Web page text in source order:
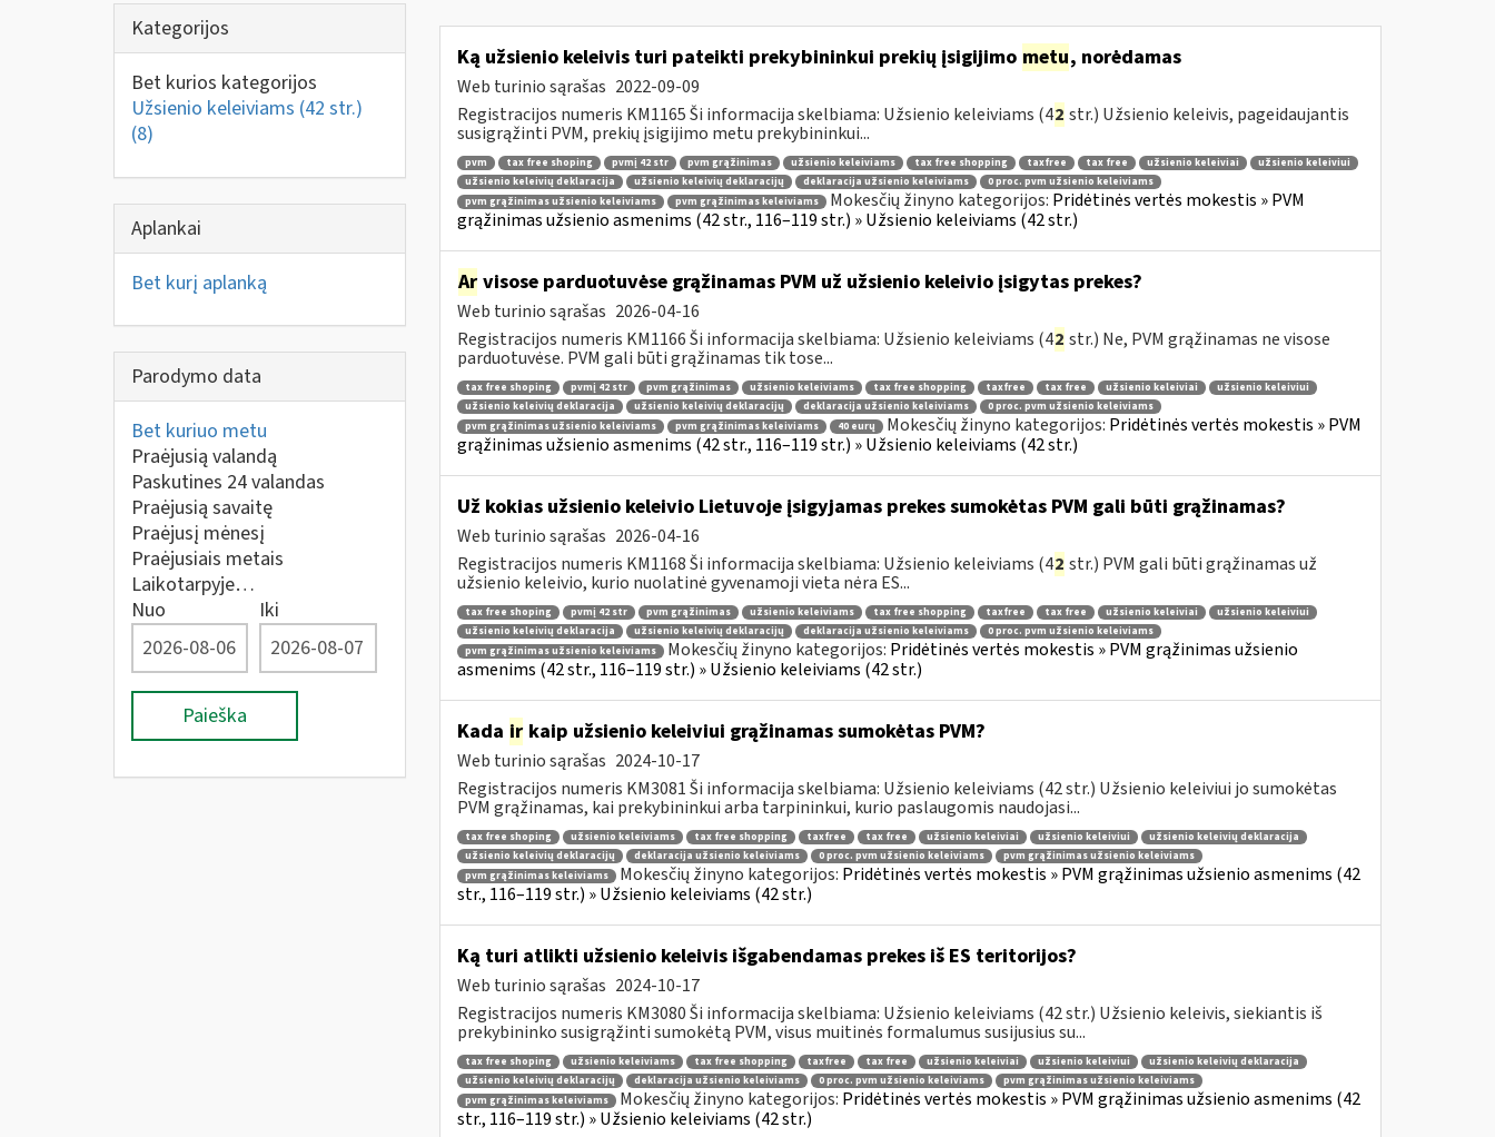
Kategorijos
Bet kurios kategorijos
Užsienio keleiviams (42 str.)
(8)
Aplankai
Bet kurį aplanką
Parodymo data
Bet kuriuo metu
Praėjusią valandą
Paskutines 24 valandas
Praėjusią savaitę
Praėjusį mėnesį
Praėjusiais metais
Laikotarpyje…
Nuo
Iki
Paieška
Ką užsienio keleivis turi pateikti prekybininkui prekių įsigijimo metu, norėdamas
Web turinio sąrašas 2022-09-09
Registracijos numeris KM1165 Ši informacija skelbiama: Užsienio keleiviams (42 str.) Užsienio keleivis, pageidaujantis
susigrąžinti PVM, prekių įsigijimo metu prekybininkui...
pvm tax free shoping pvmį 42 str pvm grąžinimas užsienio keleiviams tax free shopping taxfree tax free užsienio keleiviai
užsienio keleiviui
užsienio keleivių deklaracija
užsienio keleivių deklaracijų deklaracija užsienio keleiviams
0 proc. pvm užsienio keleiviams
pvm grąžinimas užsienio keleiviams
pvm grąžinimas keleiviams Mokesčių žinyno kategorijos: Pridėtinės vertės mokestis » PVM
grąžinimas užsienio asmenims (42 str., 116–119 str.) » Užsienio keleiviams (42 str.)
Arvisose parduotuvėse grąžinamas PVM už užsienio keleivio įsigytas prekes?
Web turinio sąrašas 2026-04-16
Registracijos numeris KM1166 Ši informacija skelbiama: Užsienio keleiviams (42 str.) Ne, PVM grąžinamas ne visose
parduotuvėse. PVM gali būti grąžinamas tik tose...
tax free shoping pvmį 42 str pvm grąžinimas užsienio keleiviams tax free shopping taxfree tax free užsienio keleiviai
užsienio keleiviui
užsienio keleivių deklaracija
užsienio keleivių deklaracijų deklaracija užsienio keleiviams
0 proc. pvm užsienio keleiviams
pvm grąžinimas užsienio keleiviams
pvm grąžinimas keleiviams 40 eurų Mokesčių žinyno kategorijos: Pridėtinės vertės mokestis » PVM
grąžinimas užsienio asmenims (42 str., 116–119 str.) » Užsienio keleiviams (42 str.)
Už kokias užsienio keleivio Lietuvoje įsigyjamas prekes sumokėtas PVM gali būti grąžinamas?
Web turinio sąrašas 2026-04-16
Registracijos numeris KM1168 Ši informacija skelbiama: Užsienio keleiviams (42 str.) PVM gali būti grąžinamas už
užsienio keleivio, kurio nuolatinė gyvenamoji vieta nėra ES...
tax free shoping pvmį 42 str pvm grąžinimas užsienio keleiviams tax free shopping taxfree tax free užsienio keleiviai
užsienio keleiviui
užsienio keleivių deklaracija
užsienio keleivių deklaracijų deklaracija užsienio keleiviams
0 proc. pvm užsienio keleiviams
pvm grąžinimas užsienio keleiviams
Mokesčių žinyno kategorijos: Pridėtinės vertės mokestis » PVM grąžinimas užsienio
asmenims (42 str., 116–119 str.) » Užsienio keleiviams (42 str.)
Kada irkaip užsienio keleiviui grąžinamas sumokėtas PVM?
Web turinio sąrašas 2024-10-17
Registracijos numeris KM3081 Ši informacija skelbiama: Užsienio keleiviams (42 str.) Užsienio keleiviui jo sumokėtas
PVM grąžinamas, kai prekybininkui arba tarpininkui, kurio paslaugomis naudojasi...
tax free shoping užsienio keleiviams tax free shopping taxfree tax free užsienio keleiviai užsienio keleiviui
užsienio keleivių deklaracija
užsienio keleivių deklaracijų
deklaracija užsienio keleiviams 0 proc. pvm užsienio keleiviams
pvm grąžinimas užsienio keleiviams
pvm grąžinimas keleiviams
Mokesčių žinyno kategorijos: Pridėtinės vertės mokestis » PVM grąžinimas užsienio asmenims (42
str., 116–119 str.) » Užsienio keleiviams (42 str.)
Ką turi atlikti užsienio keleivis išgabendamas prekes iš ES teritorijos?
Web turinio sąrašas 2024-10-17
Registracijos numeris KM3080 Ši informacija skelbiama: Užsienio keleiviams (42 str.) Užsienio keleivis, siekiantis iš
prekybininko susigrąžinti sumokėtą PVM, visus muitinės formalumus susijusius su...
tax free shoping užsienio keleiviams tax free shopping taxfree tax free užsienio keleiviai užsienio keleiviui
užsienio keleivių deklaracija
užsienio keleivių deklaracijų
deklaracija užsienio keleiviams 0 proc. pvm užsienio keleiviams
pvm grąžinimas užsienio keleiviams
pvm grąžinimas keleiviams
Mokesčių žinyno kategorijos: Pridėtinės vertės mokestis » PVM grąžinimas užsienio asmenims (42
str., 116–119 str.) » Užsienio keleiviams (42 str.)